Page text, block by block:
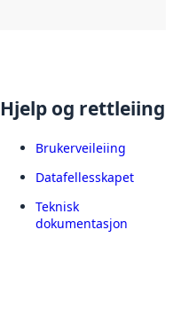
Hjelp og rettleiing
Brukerveileiing
Datafellesskapet
Teknisk
dokumentasjon